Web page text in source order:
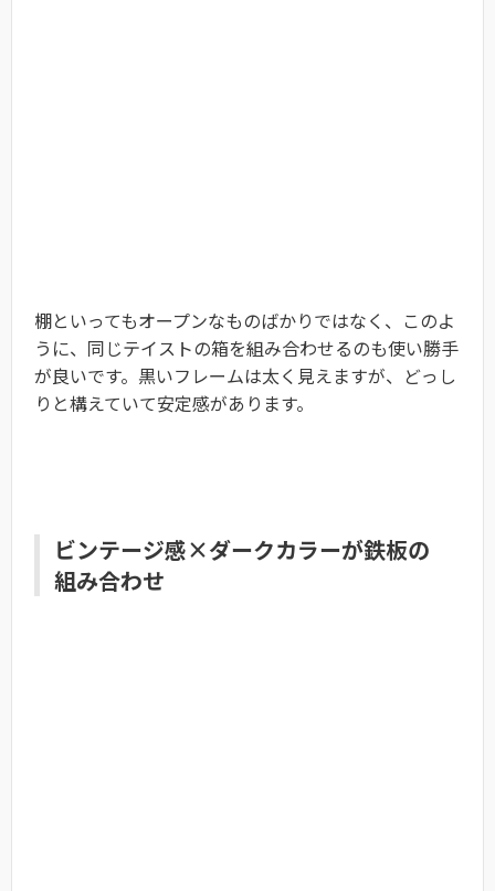
棚といってもオープンなものばかりではなく、このよ
うに、同じテイストの箱を組み合わせるのも使い勝手
が良いです。黒いフレームは太く見えますが、どっし
りと構えていて安定感があります。
ビンテージ感×ダークカラーが鉄板の
組み合わせ